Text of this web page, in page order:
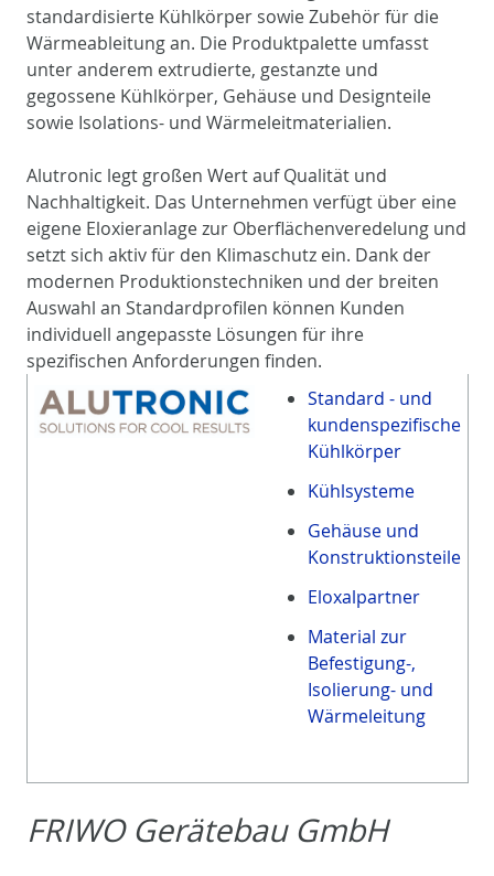
standardisierte Kühlkörper sowie Zubehör für die
Wärmeableitung an. Die Produktpalette umfasst
unter anderem extrudierte, gestanzte und
gegossene Kühlkörper, Gehäuse und Designteile
sowie Isolations- und Wärmeleitmaterialien.
Alutronic legt großen Wert auf Qualität und
Nachhaltigkeit. Das Unternehmen verfügt über eine
eigene Eloxieranlage zur Oberflächenveredelung und
setzt sich aktiv für den Klimaschutz ein. Dank der
modernen Produktionstechniken und der breiten
Auswahl an Standardprofilen können Kunden
individuell angepasste Lösungen für ihre
spezifischen Anforderungen finden.
Standard - und
kundenspezifische
Kühlkörper
Kühlsysteme
Gehäuse und
Konstruktionsteile
Eloxalpartner
Material zur
Befestigung-,
Isolierung- und
Wärmeleitung
FRIWO Gerätebau GmbH